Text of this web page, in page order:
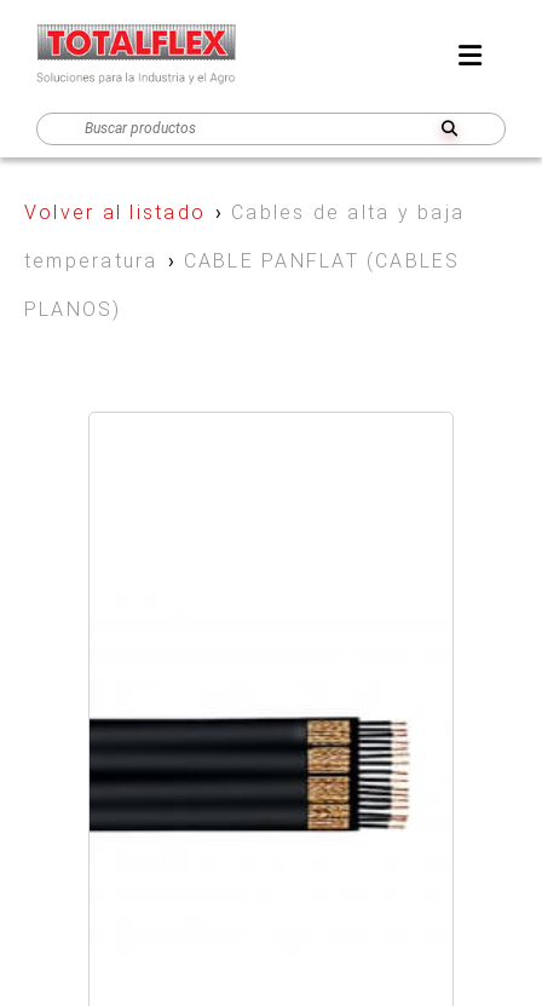
Volver al listado › Cables de alta y baja
temperatura › CABLE PANFLAT (CABLES
PLANOS)